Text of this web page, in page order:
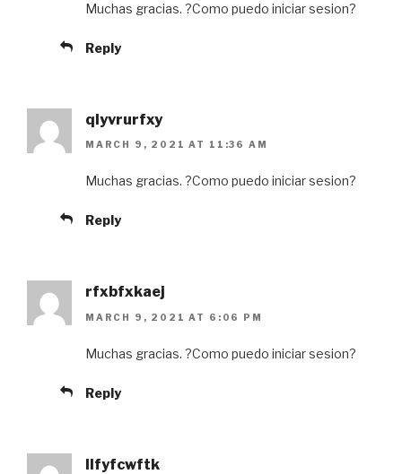
Muchas gracias. ?Como puedo iniciar sesion?
Reply
qlyvrurfxy
MARCH 9, 2021 AT 11:36 AM
Muchas gracias. ?Como puedo iniciar sesion?
Reply
rfxbfxkaej
MARCH 9, 2021 AT 6:06 PM
Muchas gracias. ?Como puedo iniciar sesion?
Reply
llfyfcwftk